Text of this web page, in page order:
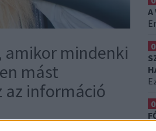
amikor mindenki
mást
az információ
A